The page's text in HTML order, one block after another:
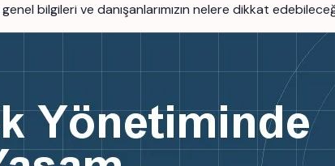
bilgileri ve danışanlarımızın nelere dikkat